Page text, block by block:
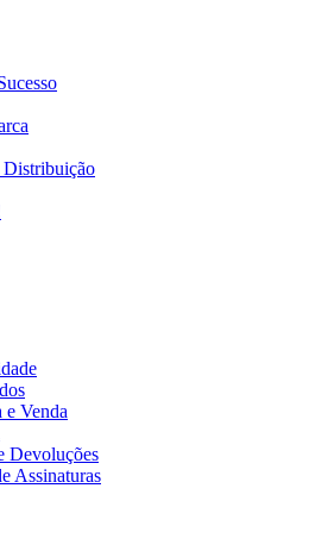
Distribuição
Venda
Devoluções
Assinaturas